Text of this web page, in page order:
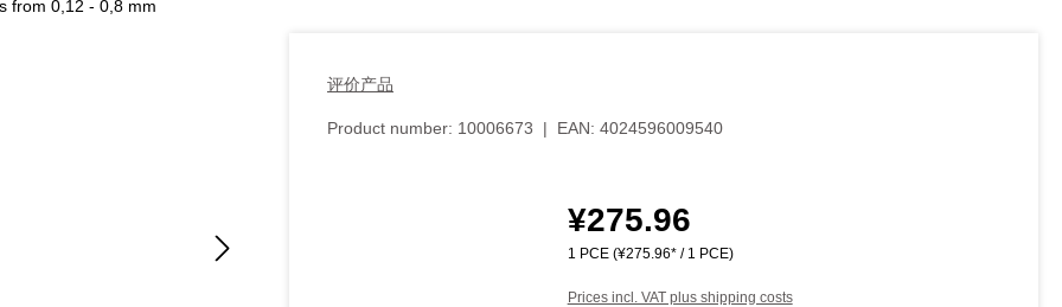
评价产品
Product number: 10006673 | EAN: 4024596009540
Regular price:
¥275.96
1 PCE (¥275.96* / 1 PCE)
Prices incl. VAT plus shipping costs